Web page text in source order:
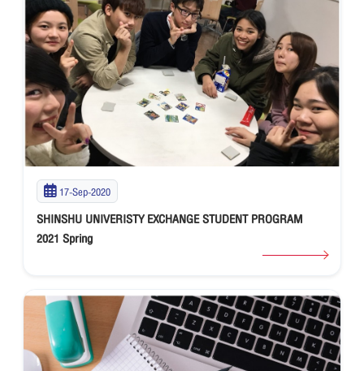
17-Sep-2020
SHINSHU UNIVERISTY EXCHANGE STUDENT PROGRAM
2021 Spring